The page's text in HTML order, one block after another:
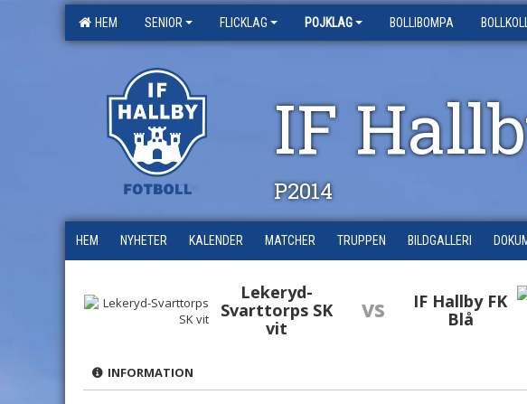
HEM SENIOR FLICKLAG POJKLAG BOLLIBOMPA BOLLKOLL
IF
P2014
HEM NYHETER KALENDER MATCHER TRUPPEN BILDGALLERI
Lekeryd-
Svarttorps SK
vit
vs
IF Hallby FK
Blå
INFORMATION